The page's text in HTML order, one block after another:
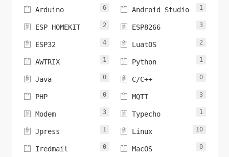
 Arduino 6  Android Studio 1
 ESP HOMEKIT 2  ESP8266 3
 ESP32 4  LuatOS 2
 AWTRIX 1  Python 1
 Java 0  C/C++ 0
 PHP 0  MQTT 3
 Modem 3  Typecho 1
 Jpress 1  Linux 10
 Iredmail 0  MacOS 0